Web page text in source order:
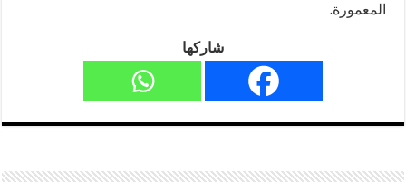
المعمورة.
شاركها